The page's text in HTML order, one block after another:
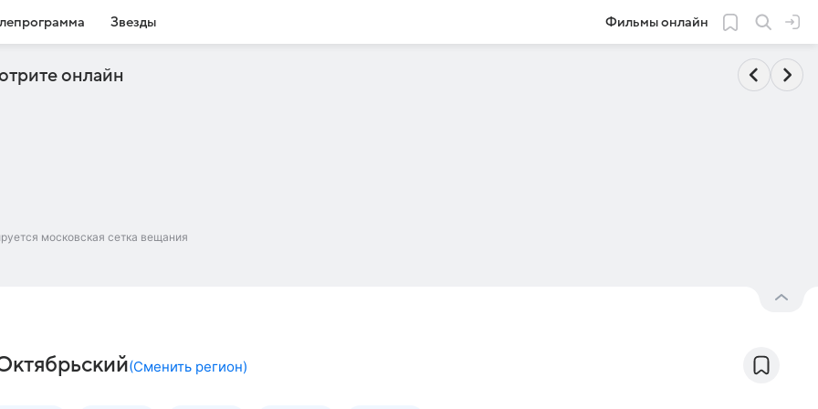
Звезды Фильмы онлайн
онлайн
московская сетка вещания
(Сменить регион)